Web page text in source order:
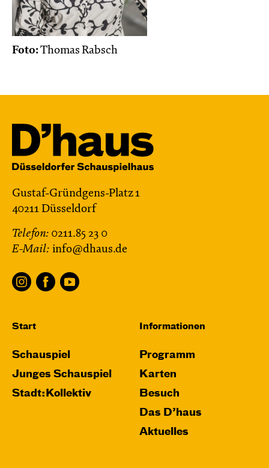
Foto:Thomas Rabsch
Gustaf-Gründgens-Platz 1
40211 Düsseldorf
Telefon: 0211.85 23 0
E-Mail: info@dhaus.de
Start
Schauspiel
Junges Schauspiel
Stadt:Kollektiv
Informationen
Programm
Karten
Besuch
Das D’haus
Aktuelles